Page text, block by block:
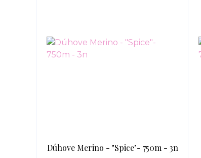
Dúhove Merino - "Spice"- 750m - 3n